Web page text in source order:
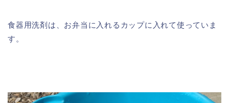
食器用洗剤は、お弁当に入れるカップに入れて使っていま
す。